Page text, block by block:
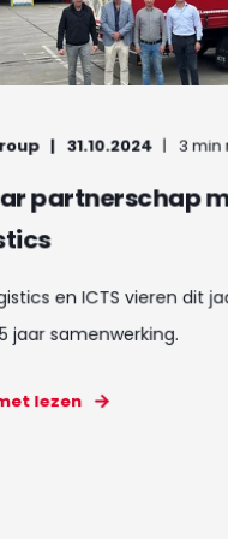
31.10.2024 3 min
partnerschap
en ICTS vieren dit
jaar samenwerking.
lezen